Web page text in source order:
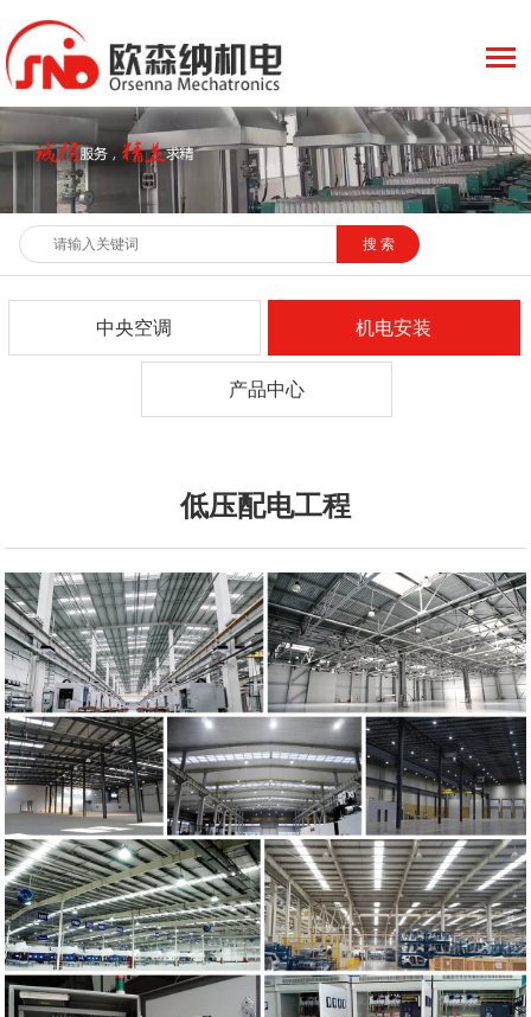
中央空调 机电安装
产品中心
低压配电工程